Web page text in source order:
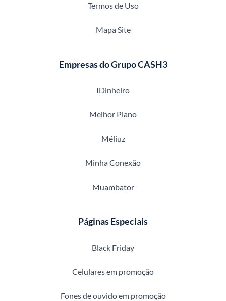
Termos de Uso
Mapa Site
Empresas do Grupo CASH3
IDinheiro
Melhor Plano
Méliuz
Minha Conexão
Muambator
Páginas Especiais
Black Friday
Celulares em promoção
Fones de ouvido em promoção